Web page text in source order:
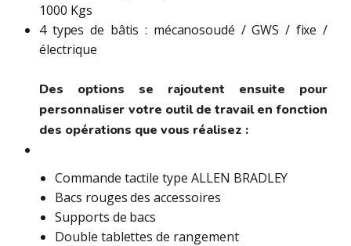
1000 Kgs
4 types de bâtis : mécanosoudé / GWS / fixe /
électrique
Des options se rajoutent ensuite pour
personnaliser votre outil de travail en fonction
des opérations que vous réalisez :
Commande tactile type ALLEN BRADLEY
Bacs rouges des accessoires
Supports de bacs
Double tablettes de rangement